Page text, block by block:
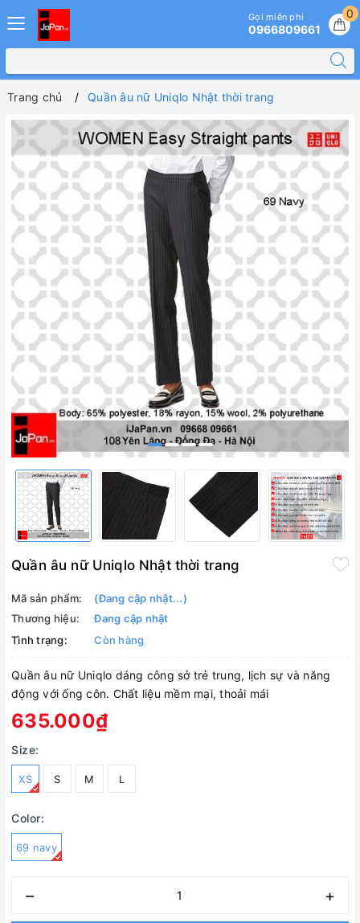
0
Gọi miễn phí
0966809661
Trang chủ Quần âu nữ Uniqlo Nhật thời trang
Quần âu nữ Uniqlo Nhật thời trang
Mã sản phẩm:
(Đang cập nhật...)
Thương hiệu:
Đang cập nhật
Tình trạng:
Còn hàng
Quần âu nữ Uniqlo dáng công sở trẻ trung, lịch sự và năng
động với ống côn. Chất liệu mềm mại, thoải mái
635.000₫
Size:
XS S M L
Color:
69 navy
– +